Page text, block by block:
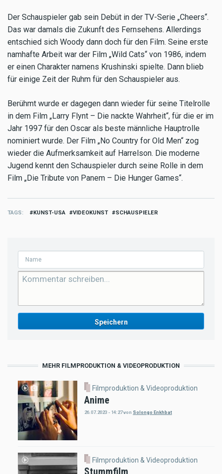
Der Schauspieler gab sein Debüt in der TV-Serie „Cheers“.
Das war damals die Zukunft des Fernsehens. Allerdings
entschied sich Woody dann doch für den Film. Seine erste
namhafte Arbeit war der Film „Wild Cats“ von 1986, indem
er einen Charakter namens Krushinski spielte. Dann blieb
für einige Zeit der Ruhm für den Schauspieler aus.
Berühmt wurde er dagegen dann wieder für seine Titelrolle
in dem Film „Larry Flynt – Die nackte Wahrheit“, für die er im
Jahr 1997 für den Oscar als beste männliche Hauptrolle
nominiert wurde. Der Film „No Country for Old Men“ zog
wieder die Aufmerksamkeit auf Harrelson. Die moderne
Jugend kennt den Schauspieler durch seine Rolle in dem
Film „Die Tribute von Panem – Die Hunger Games“.
TAGS KUNST-USA VIDEOKUNST SCHAUSPIELER
MEHR FILMPRODUKTION & VIDEOPRODUKTION
Filmproduktion & Videoproduktion
Anime
26.07.2023 - 14:27von Solongo Enkhbat
Filmproduktion & Videoproduktion